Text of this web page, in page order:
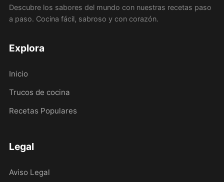
Descubre los sabores del mundo con nuestras recetas paso
a paso. Cocina fácil, sabroso y con corazón.
Explora
Inicio
Trucos de cocina
Recetas Populares
Legal
Aviso Legal